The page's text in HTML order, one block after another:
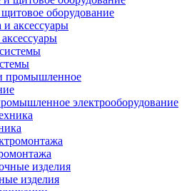
оборудование
электрооборудование
изделия